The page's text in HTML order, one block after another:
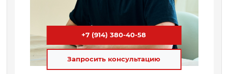
+7 (914) 380-40-58
Запросить консультацию